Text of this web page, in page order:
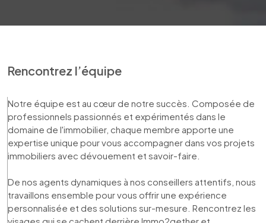
Rencontrez l’équipe
Notre équipe est au cœur de notre succès. Composée de
professionnels passionnés et expérimentés dans le
domaine de l'immobilier, chaque membre apporte une
expertise unique pour vous accompagner dans vos projets
immobiliers avec dévouement et savoir-faire.
De nos agents dynamiques à nos conseillers attentifs, nous
travaillons ensemble pour vous offrir une expérience
personnalisée et des solutions sur-mesure. Rencontrez les